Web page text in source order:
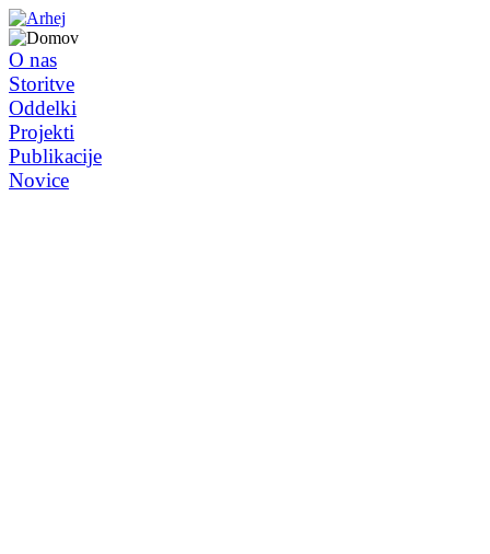
O nas
Storitve
Oddelki
Projekti
Publikacije
Novice